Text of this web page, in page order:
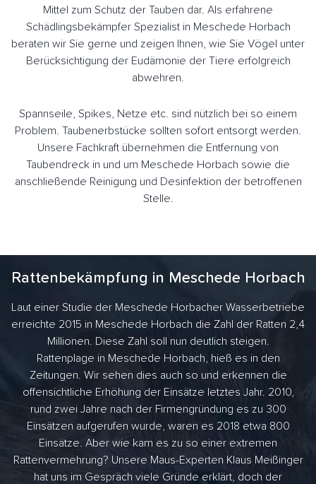
Mittel zum Schutz der Tauben dar. Als erfahrene
Schädlingsbekämpfer Spezialist in Meschede Horbach
beraten wir Sie gerne und zeigen Ihnen, wie Sie Vögel unter
Berücksichtigung der Eudämonie der Tiere erfolgreich
abwehren.
Spannseile, Spikes, Netze etc. sind nützlich bei so einem
Problem. Taubenerbstücke sollten sofort entsorgt werden.
Unsere Fachkraft übernehmen die Entfernung von
Taubendreck in und um Meschede Horbach sowie die
anschließende Reinigung und Desinfektion der betroffenen
Stelle.
Rattenbekämpfung in Meschede Horbach
Laut einer Studie der Meschede Horbacher Wasserbetriebe
erreichte 2015 in Meschede Horbach die Zahl der Ratten 2,4
Millionen. Diese Zahl soll nun deutlich steigen.
Rattenplage in Meschede Horbach, hieß es in den
Zeitungen. Wir sehen dies auch so und erkennen die
offensichtliche Erhöhung der Einsätze letztes Jahr. 2010,
rund zwei Jahre nach der Firmengründung es zu 300
Einsätzen aufgerufen wurde, waren es 2018 etwa 800
Einsätze. Aber wie kam es zu so einer extremen
Rattenvermehrung? Unsere Maus-Experten Klaus Meißinger
hat uns im Gespräch viele Gründe erklärt, doch der